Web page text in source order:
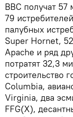
ВВС получат 57
79
палубных
Super Hornet,
Apache и ряд
потратят 32,3
строительство
Columbia,
Virginia, два
FFG(X),